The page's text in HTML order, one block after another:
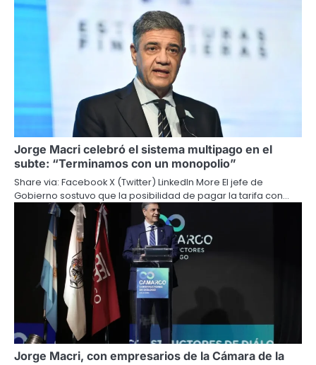
Jorge Macri celebró el sistema multipago en el
subte: “Terminamos con un monopolio”
Share via: Facebook X (Twitter) LinkedIn More El jefe de
Gobierno sostuvo que la posibilidad de pagar la tarifa con…
Jorge Macri, con empresarios de la Cámara de la